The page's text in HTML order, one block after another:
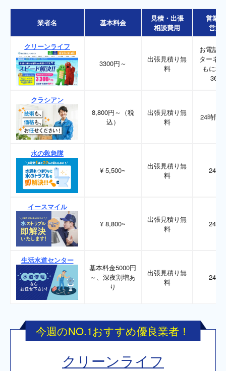
業者名 基本料金
見積・出張
相談費用
営業
営業
クリーンライフ
3300円～
出張見積り無
料
お電話
ターネ
もに24
365
クラシアン
8,800円～（税
込）
出張見積り無
料
24時間
水の救急隊
¥ 5,500~
出張見積り無
料
24時
イースマイル
¥ 8,800~
出張見積り無
料
24時
生活水道センター
基本料金5000円
～、深夜割増あ
り
出張見積り無
料
24時
今週のNO.1おすすめ優良業者！
クリーンライフ